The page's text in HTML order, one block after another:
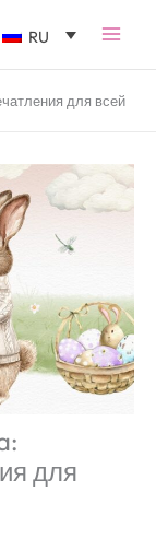
RU
для всей
для